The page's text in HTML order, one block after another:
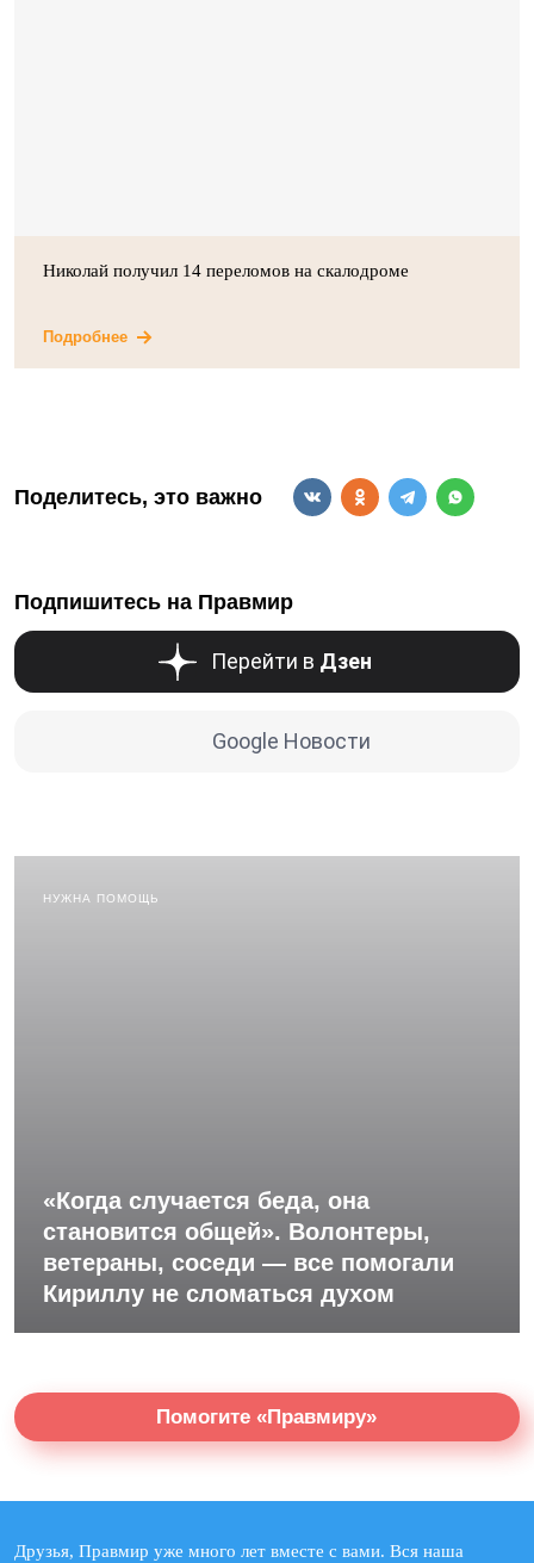
Николай получил 14 переломов на скалодроме
Подробнее
Поделитесь, это важно
Подпишитесь на Правмир
Перейти в Дзен
Google Новости
НУЖНА ПОМОЩЬ
«Когда случается беда, она
становится общей». Волонтеры,
ветераны, соседи — все помогали
Кириллу не сломаться духом
Помогите «Правмиру»
Друзья, Правмир уже много лет вместе с вами. Вся наша